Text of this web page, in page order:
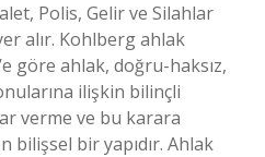
Polis, Gelir ve Silahlar
alır. Kohlberg ahlak
göre ahlak, doğru-haksız,
ilişkin bilinçli
verme ve bu karara
bilişsel bir yapıdır. Ahlak